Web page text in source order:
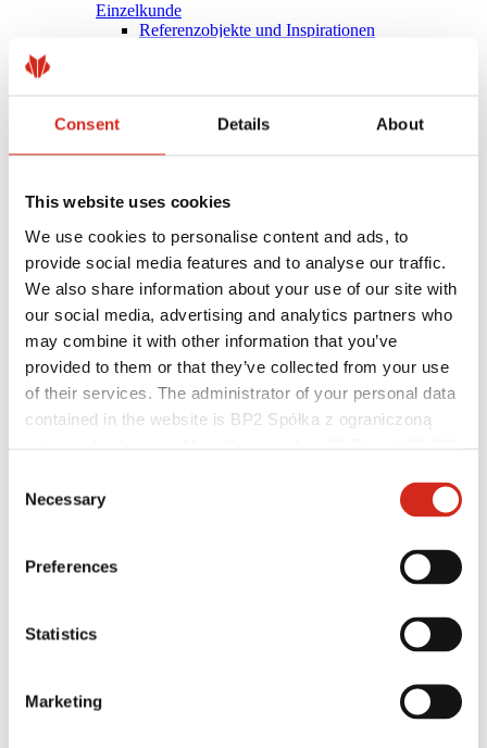
Consent Details About
This website uses cookies
We use cookies to personalise content and ads, to
provide social media features and to analyse our traffic.
We also share information about your use of our site with
our social media, advertising and analytics partners who
may combine it with other information that you’ve
provided to them or that they’ve collected from your use
of their services. The administrator of your personal data
contained in the website is BP2 Spółka z ograniczoną
121387608.
Selection
Necessary
Preferences
Statistics
Marketing
Einzelkunde
Referenzobjekte und Inspirationen